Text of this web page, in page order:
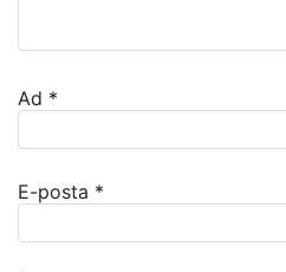
Ad *
E-posta *